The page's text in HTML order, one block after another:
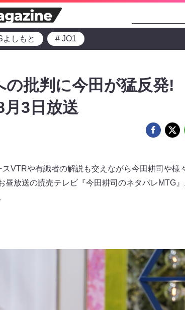
よしもと # JO1
の批判に今田が猛反発!
3日放送
VTRや有識者の解説も交えながら今田耕司や様
放送の読売テレビ『今田耕司のネタバレMTG